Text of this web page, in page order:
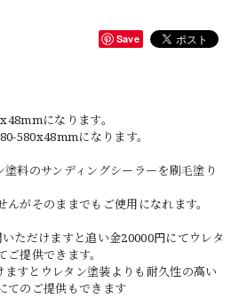
Save
になります。
580x48mmになります。
料のサンディングシーラーを刷毛塗り
がそのままでもご使用になれます。
ただけますと追い金20000円にてウレタ
提供できます。
すとウレタン塗装よりも耐久性の高い
てのご提供もできます